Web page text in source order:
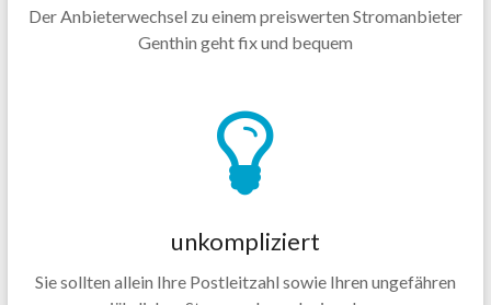
Der Anbieterwechsel zu einem preiswerten Stromanbieter
Genthin geht fix und bequem
unkompliziert
Sie sollten allein Ihre Postleitzahl sowie Ihren ungefähren